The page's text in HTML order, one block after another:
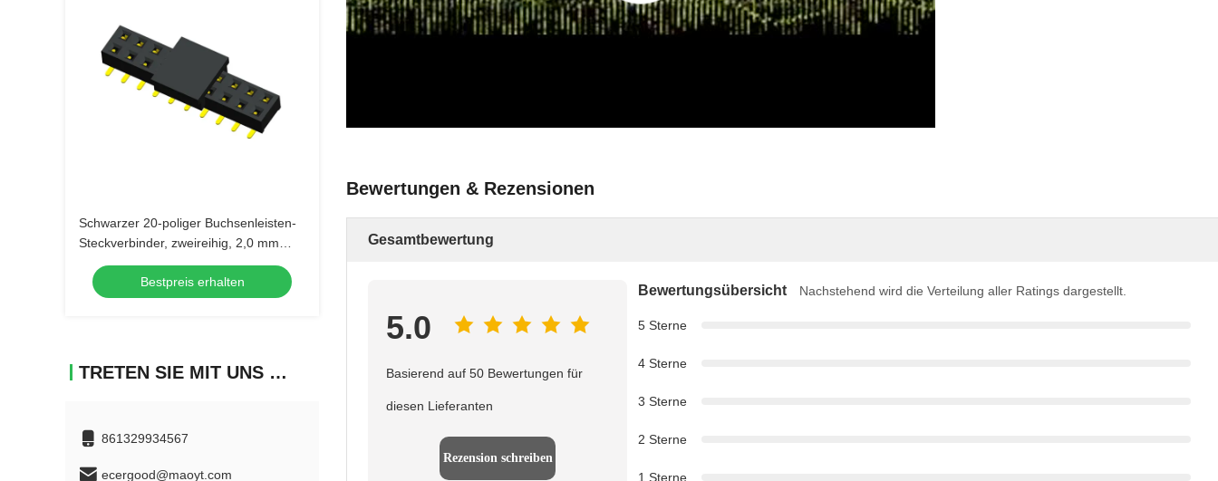
Schwarzer 20-poliger Buchsenleisten-
Steckverbinder, zweireihig, 2,0 mm
Rastermaß, mit Kappe
Bestpreis erhalten
TRETEN SIE MIT UNS IN VERBINDUNG
861329934567
ecergood@maoyt.com
Bewertungen & Rezensionen
Gesamtbewertung
5.0
Basierend auf 50 Bewertungen für
diesen Lieferanten
Rezension schreiben
Bewertungsübersicht Nachstehend wird die Verteilung aller Ratings dargestellt.
5 Sterne
4 Sterne
3 Sterne
2 Sterne
1 Sterne